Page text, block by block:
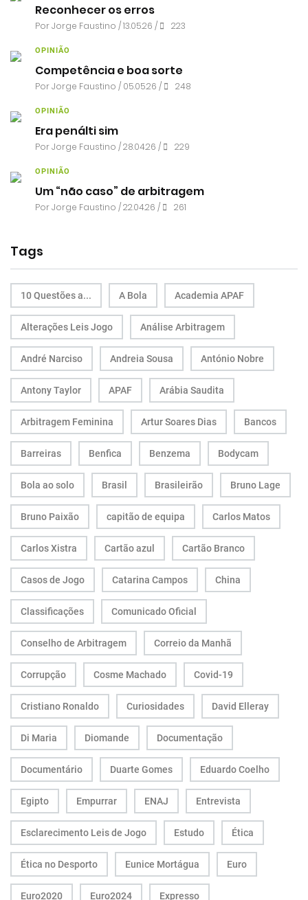
Reconhecer os erros
PorJorge Faustino / 13.05.26 / 223
OPINIÃO
Competência e boa sorte
PorJorge Faustino / 05.05.26 / 248
OPINIÃO
Era penálti sim
PorJorge Faustino / 28.04.26 / 229
OPINIÃO
Um “não caso” de arbitragem
PorJorge Faustino / 22.04.26 / 261
Tags
10 Questões a... A Bola Academia APAF
Alterações Leis Jogo Análise Arbitragem
André Narciso Andreia Sousa António Nobre
Antony Taylor APAF Arábia Saudita
Arbitragem Feminina Artur Soares Dias Bancos
Barreiras Benfica Benzema Bodycam
Bola ao solo Brasil Brasileirão Bruno Lage
Bruno Paixão capitão de equipa Carlos Matos
Carlos Xistra Cartão azul Cartão Branco
Casos de Jogo Catarina Campos China
Classificações Comunicado Oficial
Conselho de Arbitragem Correio da Manhã
Corrupção Cosme Machado Covid-19
Cristiano Ronaldo Curiosidades David Elleray
Di Maria Diomande Documentação
Documentário Duarte Gomes Eduardo Coelho
Egipto Empurrar ENAJ Entrevista
Esclarecimento Leis de Jogo Estudo Ética
Ética no Desporto Eunice Mortágua Euro
Euro2020 Euro2024 Expresso